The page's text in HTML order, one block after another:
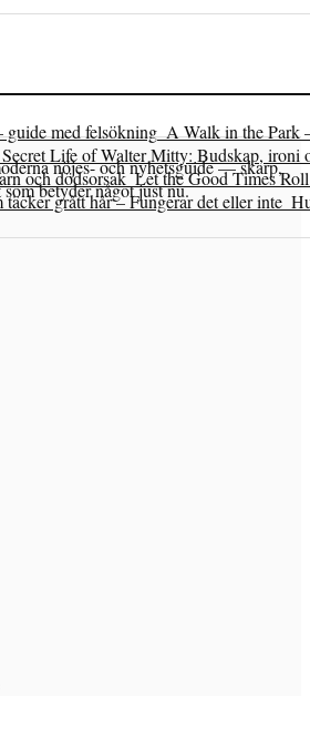
med felsökning A Walk in the Park
Life of Walter Mitty: Budskap, ironi
och dödsorsak Let the Good Times
täcker grått hår – Fungerar det eller inte
nöjes- och nyhetsguide — skarp,
betyder något just nu.